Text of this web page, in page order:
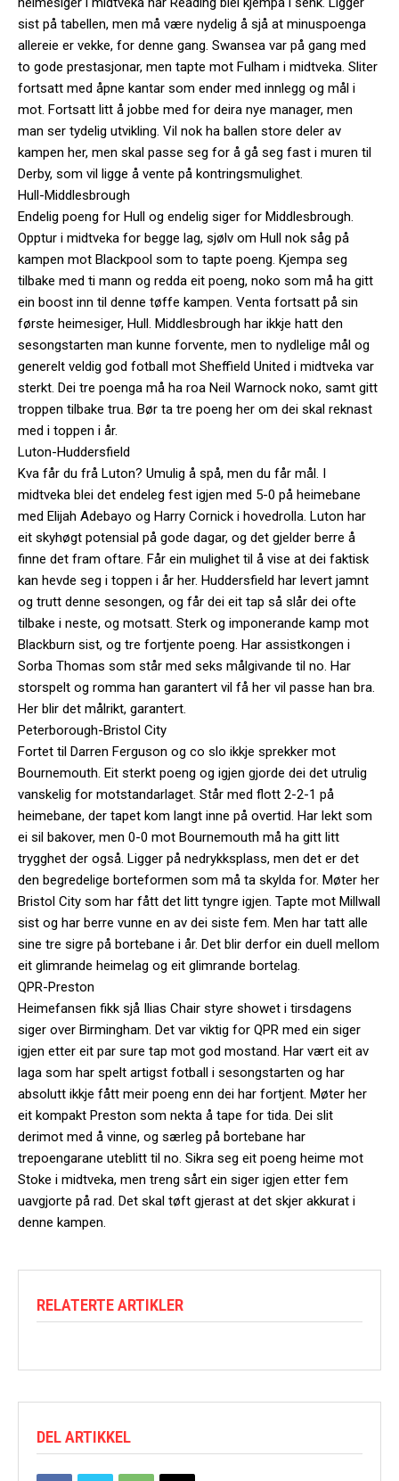
sist på tabellen, men må være nydelig å sjå at minuspoenga
allereie er vekke, for denne gang. Swansea var på gang med
to gode prestasjonar, men tapte mot Fulham i midtveka. Sliter
fortsatt med åpne kantar som ender med innlegg og mål i
mot. Fortsatt litt å jobbe med for deira nye manager, men
man ser tydelig utvikling. Vil nok ha ballen store deler av
kampen her, men skal passe seg for å gå seg fast i muren til
Derby, som vil ligge å vente på kontringsmulighet.
Hull-Middlesbrough
Endelig poeng for Hull og endelig siger for Middlesbrough.
Opptur i midtveka for begge lag, sjølv om Hull nok såg på
kampen mot Blackpool som to tapte poeng. Kjempa seg
tilbake med ti mann og redda eit poeng, noko som må ha gitt
ein boost inn til denne tøffe kampen. Venta fortsatt på sin
første heimesiger, Hull. Middlesbrough har ikkje hatt den
sesongstarten man kunne forvente, men to nydlelige mål og
generelt veldig god fotball mot Sheffield United i midtveka var
sterkt. Dei tre poenga må ha roa Neil Warnock noko, samt gitt
troppen tilbake trua. Bør ta tre poeng her om dei skal reknast
med i toppen i år.
Luton-Huddersfield
Kva får du frå Luton? Umulig å spå, men du får mål. I
midtveka blei det endeleg fest igjen med 5-0 på heimebane
med Elijah Adebayo og Harry Cornick i hovedrolla. Luton har
eit skyhøgt potensial på gode dagar, og det gjelder berre å
finne det fram oftare. Får ein mulighet til å vise at dei faktisk
kan hevde seg i toppen i år her. Huddersfield har levert jamnt
og trutt denne sesongen, og får dei eit tap så slår dei ofte
tilbake i neste, og motsatt. Sterk og imponerande kamp mot
Blackburn sist, og tre fortjente poeng. Har assistkongen i
Sorba Thomas som står med seks målgivande til no. Har
storspelt og romma han garantert vil få her vil passe han bra.
Her blir det målrikt, garantert.
Peterborough-Bristol City
Fortet til Darren Ferguson og co slo ikkje sprekker mot
Bournemouth. Eit sterkt poeng og igjen gjorde dei det utrulig
vanskelig for motstandarlaget. Står med flott 2-2-1 på
heimebane, der tapet kom langt inne på overtid. Har lekt som
ei sil bakover, men 0-0 mot Bournemouth må ha gitt litt
trygghet der også. Ligger på nedrykksplass, men det er det
den begredelige borteformen som må ta skylda for. Møter her
Bristol City som har fått det litt tyngre igjen. Tapte mot Millwall
sist og har berre vunne en av dei siste fem. Men har tatt alle
sine tre sigre på bortebane i år. Det blir derfor ein duell mellom
eit glimrande heimelag og eit glimrande bortelag.
QPR-Preston
Heimefansen fikk sjå Ilias Chair styre showet i tirsdagens
siger over Birmingham. Det var viktig for QPR med ein siger
igjen etter eit par sure tap mot god mostand. Har vært eit av
laga som har spelt artigst fotball i sesongstarten og har
absolutt ikkje fått meir poeng enn dei har fortjent. Møter her
eit kompakt Preston som nekta å tape for tida. Dei slit
derimot med å vinne, og særleg på bortebane har
trepoengarane uteblitt til no. Sikra seg eit poeng heime mot
Stoke i midtveka, men treng sårt ein siger igjen etter fem
uavgjorte på rad. Det skal tøft gjerast at det skjer akkurat i
denne kampen.
RELATERTE ARTIKLER
DEL ARTIKKEL